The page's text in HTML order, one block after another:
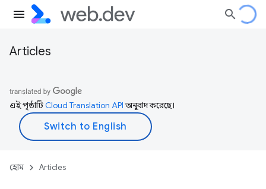
Articles
এই পৃষ্ঠাটিCloud Translation APIঅনুবাদ করেছে।
হোম Articles